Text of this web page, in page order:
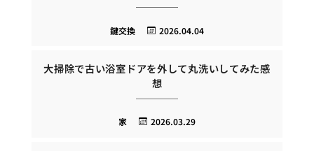
2026.04.04
鍵交換
大掃除で古い浴室ドアを外して丸洗いしてみた感
想
2026.03.29
家